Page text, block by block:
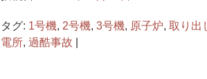
タグ: 1号機, 2号機, 3号機, 原子炉, 取り出
電所, 過酷事故